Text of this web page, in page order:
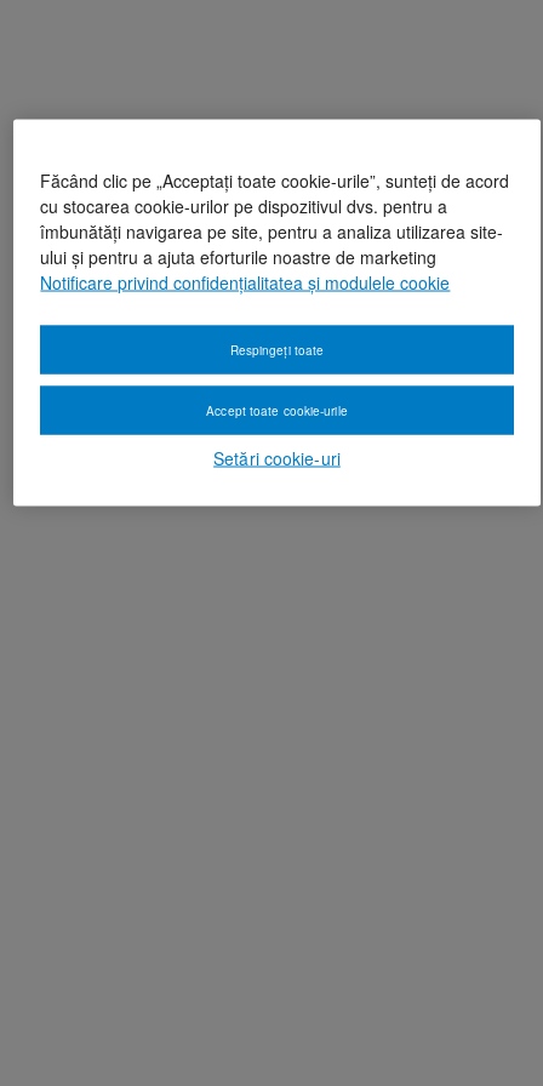
Făcând clic pe „Acceptați toate cookie-urile”, sunteți de acord
cu stocarea cookie-urilor pe dispozitivul dvs. pentru a
îmbunătăți navigarea pe site, pentru a analiza utilizarea site-
ului și pentru a ajuta eforturile noastre de marketing
Notificare privind confidențialitatea și modulele cookie
Setări cookie-uri
Respingeți toate
Accept toate cookie-urile